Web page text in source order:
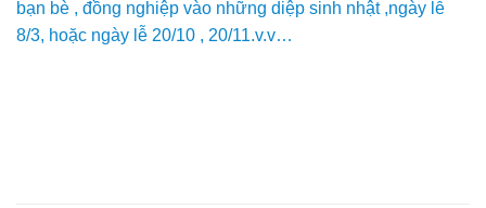
bạn bè , đồng nghiệp vào những diệp sinh nhật ,ngày lễ
8/3, hoặc ngày lễ 20/10 , 20/11.v.v…